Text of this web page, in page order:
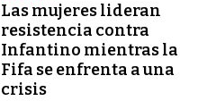
Las mujeres lideran
resistencia contra
Infantino mientras la
Fifa se enfrenta a una
crisis